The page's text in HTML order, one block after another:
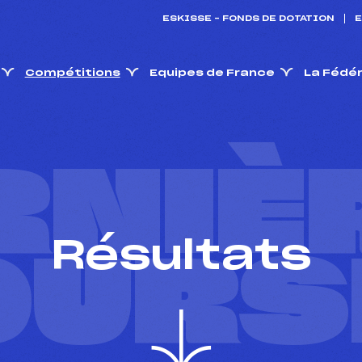
ESKISSE – FONDS DE DOTATION
Compétitions Equipes de France La
Résultats